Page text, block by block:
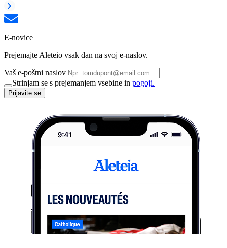
E-novice
Prejemajte Aleteio vsak dan na svoj e-naslov.
Vaš e-poštni naslov
Strinjam se s prejemanjem vsebine in pogoji.
Prijavite se